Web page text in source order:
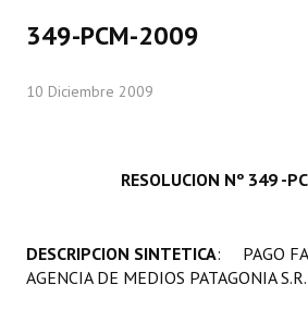
Comisiones Permanentes
Comisiones Especiales
Constitución Nacional
349-PCM-2009
10 Diciembre 2009
RESOLUCION Nº 349 -
DESCRIPCION SINTETICA: PAGO
AGENCIA DE MEDIOS PATAGONIA